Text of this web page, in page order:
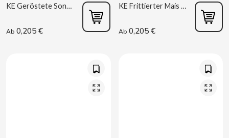
KE Geröstete Sonnenblumenkerne mit Salz 37g Kelia R2
Ab 0,205 €
KE Frittierter Mais mit Salz 34g Kelia R2
Ab 0,205 €